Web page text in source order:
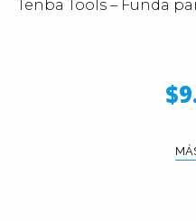
Tenba Tools – Funda